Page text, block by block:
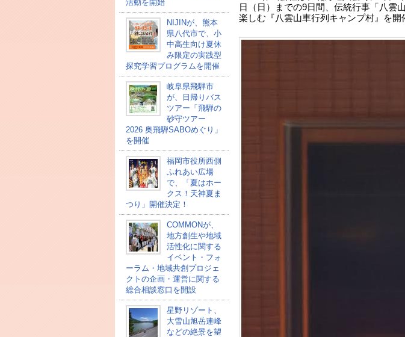
活動を開始
NIJINが、熊本
県八代市で、小
中高生向け夏休
み限定の実践型
探究学習プログラムを開催
岐阜県飛騨市
が、日帰りバス
ツアー「飛騨の
砂守ツアー
2026 奥飛騨SABOめぐり」
を開催
福岡市役所西側
ふれあい広場
で、「夏はホー
クス！天神夏ま
つり」開催決定！
COMMONが、
地方創生や地域
活性化に関する
イベント・フォ
ーラム・地域共創プロジェ
クトの企画・運営に関する
総合相談窓口を開設
星野リゾート、
大雪山旭岳連峰
などの絶景を望
日（日）までの9日間、伝統行事「八雲
楽しむ『八雲山車行列キャンプ村』を開